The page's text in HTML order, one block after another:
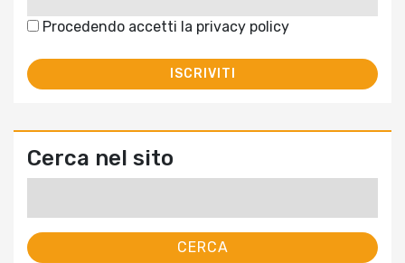
Procedendo accetti la privacy policy
Cerca nel sito